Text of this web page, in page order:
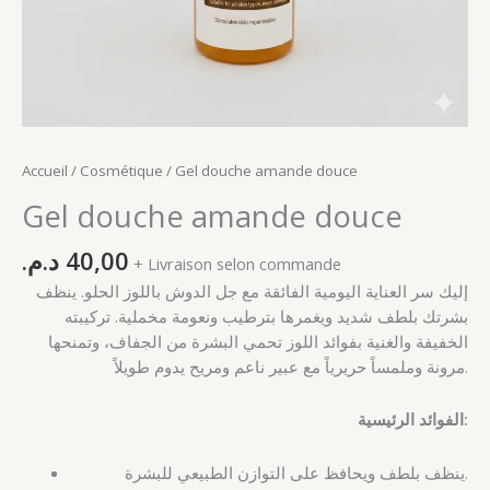
Accueil / Cosmétique / Gel douche amande douce
Gel douche amande douce
40,00 د.م.
+ Livraison selon commande
إليك سر العناية اليومية الفائقة مع جل الدوش باللوز الحلو. ينظف
بشرتك بلطف شديد ويغمرها بترطيب ونعومة مخملية. تركيبته
الخفيفة والغنية بفوائد اللوز تحمي البشرة من الجفاف، وتمنحها
مرونة وملمساً حريرياً مع عبير ناعم ومريح يدوم طويلاً.
الفوائد الرئيسية:
ينظف بلطف ويحافظ على التوازن الطبيعي للبشرة.